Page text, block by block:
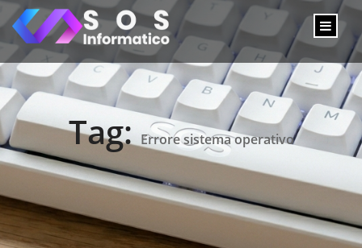
Tag:Errore sistema operativo